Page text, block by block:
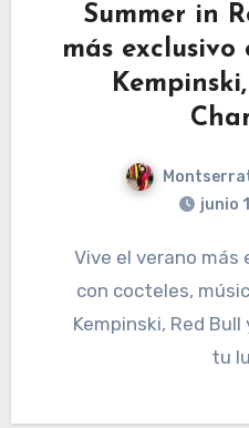
Summer in
más exclusivo
junio
Vive el verano más exclusivo en Cancún
con cocteles,
Kempinski, Red Bull
tu